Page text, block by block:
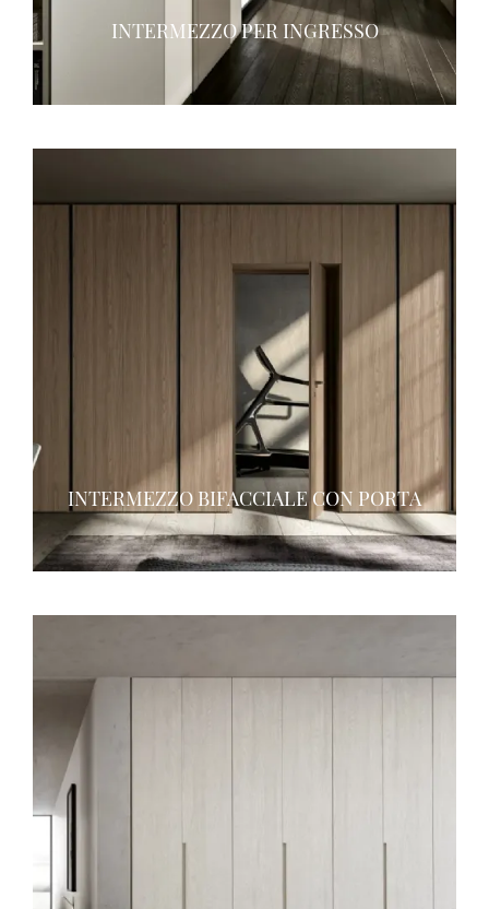
INTERMEZZO PER INGRESSO
INTERMEZZO BIFACCIALE CON PORTA